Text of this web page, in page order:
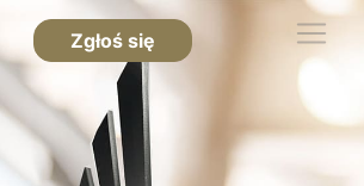
Zgłoś się